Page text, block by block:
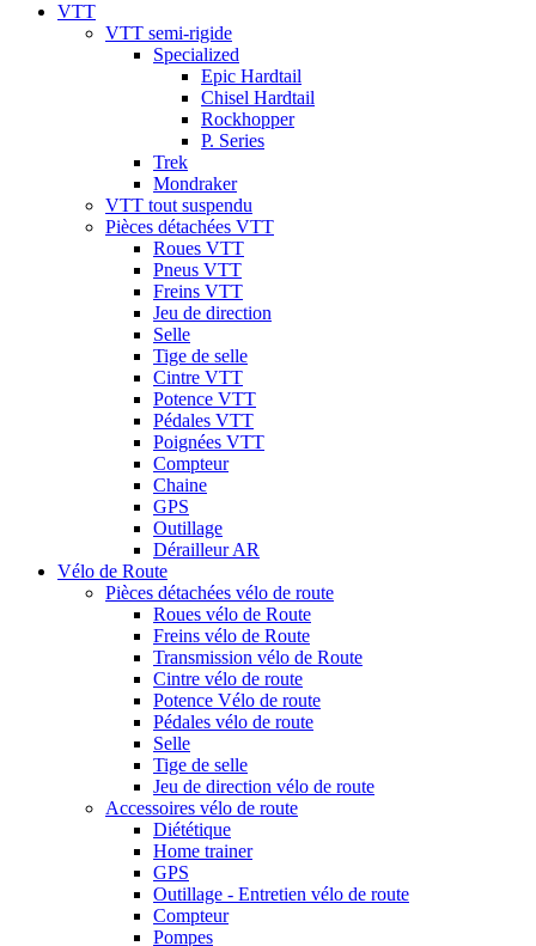
VTT
VTT semi-rigide
Specialized
Epic Hardtail
Chisel Hardtail
Rockhopper
P. Series
Trek
Mondraker
VTT tout suspendu
Pièces détachées VTT
Roues VTT
Pneus VTT
Freins VTT
Jeu de direction
Selle
Tige de selle
Cintre VTT
Potence VTT
Pédales VTT
Poignées VTT
Compteur
Chaine
GPS
Outillage
Dérailleur AR
Vélo de Route
Pièces détachées vélo de route
Roues vélo de Route
Freins vélo de Route
Transmission vélo de Route
Cintre vélo de route
Potence Vélo de route
Pédales vélo de route
Selle
Tige de selle
Jeu de direction vélo de route
Accessoires vélo de route
Diététique
Home trainer
GPS
Outillage - Entretien vélo de route
Compteur
Pompes